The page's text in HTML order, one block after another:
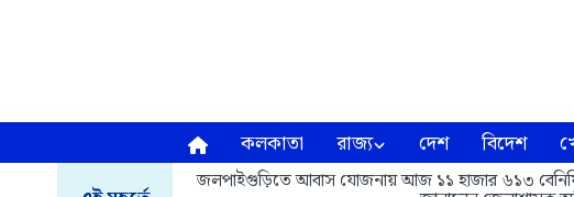
কলকাতা রাজ্য দেশ বিদেশ
জলপাইগুড়িতে আবাস যোজনায় আজ ১১ হাজার ৬১৩